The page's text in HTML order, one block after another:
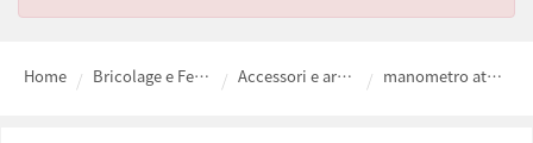
Home Bricolage e Ferramenta fai da te Accessori e articoli ad aria compressa manometro attacco posteriore per compressori